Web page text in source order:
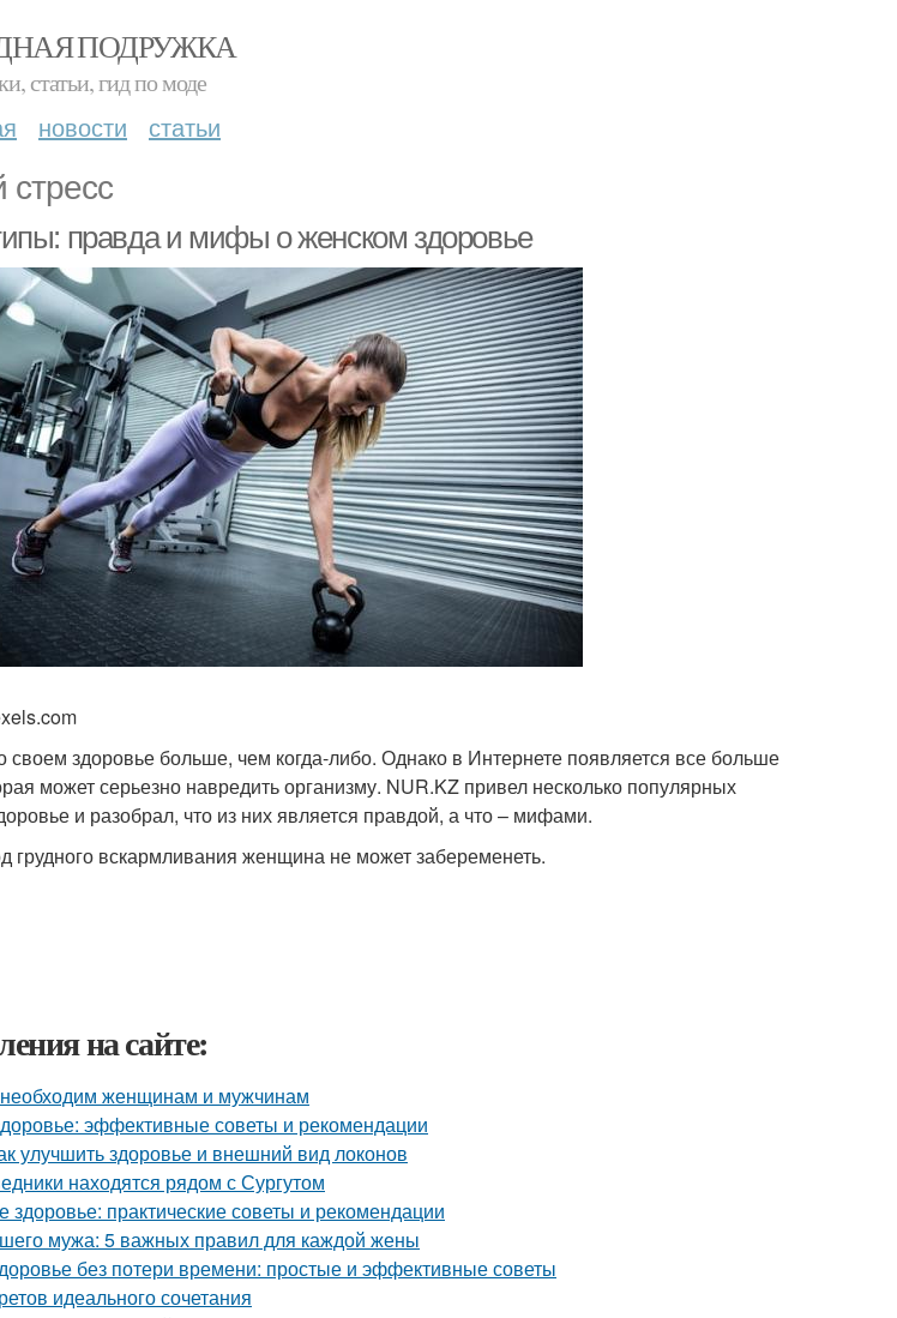
ПОДРУЖКА
статьи, гид по моде
новости статьи
правда и мифы о женском здоровье
здоровье больше, чем когда-либо. Однако в Интернете появляется все больше
может серьезно навредить организму. NUR.KZ привел несколько популярных
и разобрал, что из них является правдой, а что – мифами.
вскармливания женщина не может забеременеть.
на сайте:
женщинам и мужчинам
эффективные советы и рекомендации
улучшить здоровье и внешний вид локонов
находятся рядом с Сургутом
здоровье: практические советы и рекомендации
мужа: 5 важных правил для каждой жены
без потери времени: простые и эффективные советы
идеального сочетания